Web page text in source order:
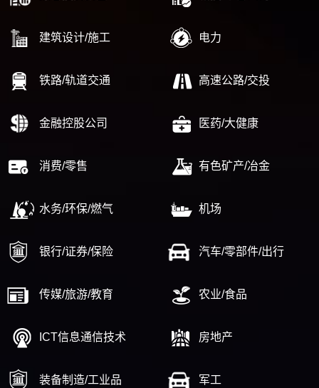
建筑设计/施工 电力
铁路/轨道交通 高速公路/交投
金融控股公司 医药/大健康
消费/零售 有色矿产/冶金
水务/环保/燃气 机场
银行/证券/保险 汽车/零部件/出行
传媒/旅游/教育 农业/食品
ICT信息通信技术 房地产
装备制造/工业品 军工